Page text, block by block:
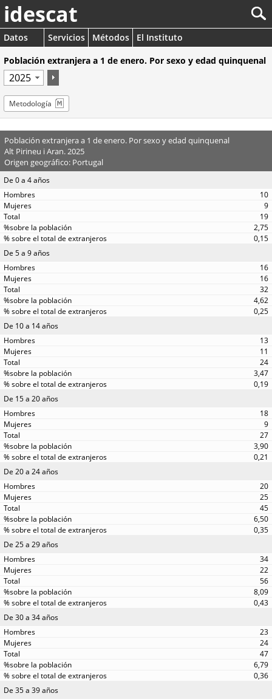
idescat
Datos Servicios Métodos
El Instituto
Población extranjera a 1 de enero. Por sexo y edad quinquenal
Metodología
Población extranjera a 1 de enero. Por sexo y edad quinquenal
Alt Pirineu i Aran. 2025
Origen geográfico: Portugal
De 0 a 4 años
10
9
19
2,75
0,15
De 5 a 9 años
16
16
32
4,62
0,25
De 10 a 14 años
13
11
24
3,47
0,19
De 15 a 20 años
18
9
27
3,90
0,21
De 20 a 24 años
20
25
45
6,50
0,35
De 25 a 29 años
34
22
56
8,09
0,43
De 30 a 34 años
23
24
47
6,79
0,36
De 35 a 39 años